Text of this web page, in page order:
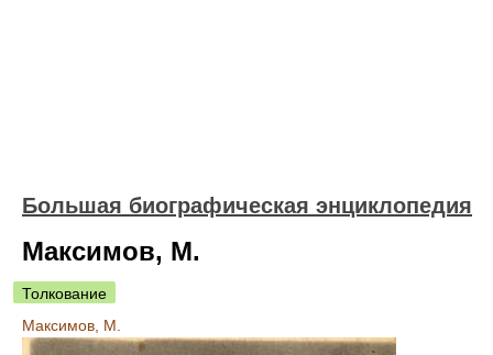
Большая биографическая энциклопедия
Максимов, М.
Толкование
Максимов, М.